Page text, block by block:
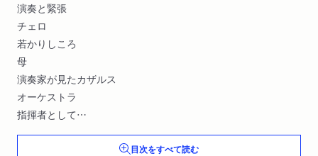
演奏と緊張
チェロ
若かりしころ
母
演奏家が見たカザルス
オーケストラ
指揮者として
カザルスと批評家たち
目次をすべて読む